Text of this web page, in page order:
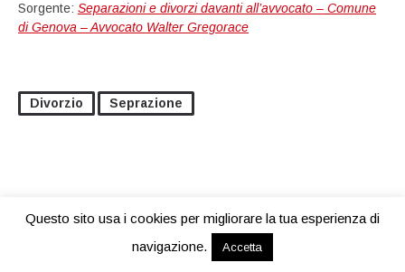
Sorgente: Separazioni e divorzi davanti all’avvocato – Comune
di Genova – Avvocato Walter Gregorace
Divorzio Seprazione
Proudly powered by WordPress | Theme: Adaption by
Questo sito usa i cookies per migliorare la tua esperienza di
navigazione.
Accetta